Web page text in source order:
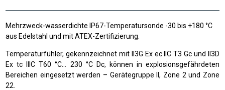
Mehrzweck-wasserdichte IP67-Temperatursonde -30 bis +180 °C
aus Edelstahl und mit ATEX-Zertifizierung.
Temperaturfühler, gekennzeichnet mit II3G Ex ec IIC T3 Gc und II3D
Ex tc IIIC T60 °C… 230 °C Dc, können in explosionsgefährdeten
Bereichen eingesetzt werden – Gerätegruppe II, Zone 2 und Zone
22.